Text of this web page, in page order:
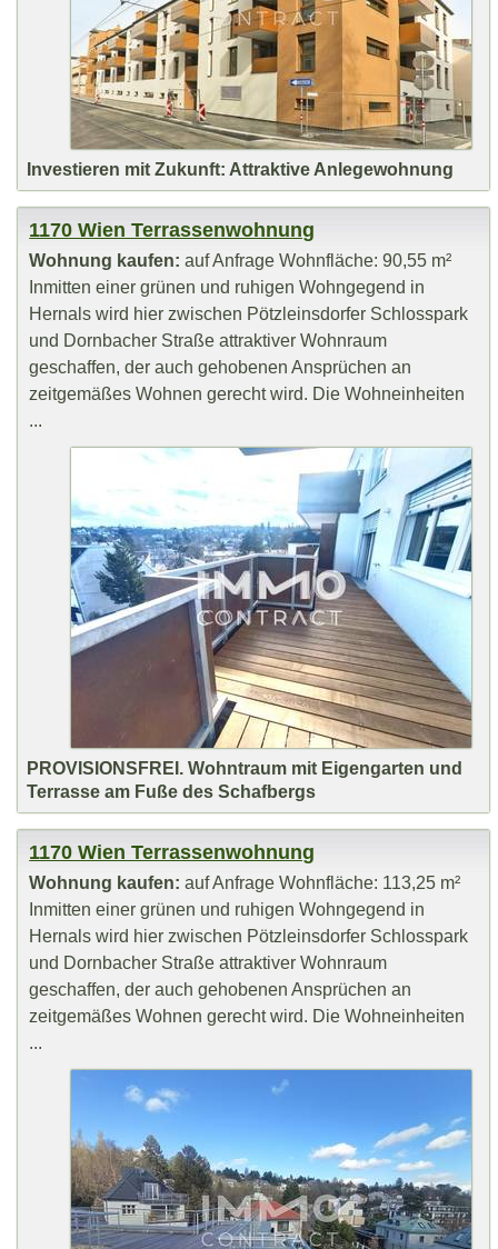
Investieren mit Zukunft: Attraktive Anlegewohnung
1170 Wien Terrassenwohnung
Wohnung kaufen: auf Anfrage Wohnfläche: 90,55 m²
Inmitten einer grünen und ruhigen Wohngegend in
Hernals wird hier zwischen Pötzleinsdorfer Schlosspark
und Dornbacher Straße attraktiver Wohnraum
geschaffen, der auch gehobenen Ansprüchen an
zeitgemäßes Wohnen gerecht wird. Die Wohneinheiten
...
PROVISIONSFREI. Wohntraum mit Eigengarten und
Terrasse am Fuße des Schafbergs
1170 Wien Terrassenwohnung
Wohnung kaufen: auf Anfrage Wohnfläche: 113,25 m²
Inmitten einer grünen und ruhigen Wohngegend in
Hernals wird hier zwischen Pötzleinsdorfer Schlosspark
und Dornbacher Straße attraktiver Wohnraum
geschaffen, der auch gehobenen Ansprüchen an
zeitgemäßes Wohnen gerecht wird. Die Wohneinheiten
...